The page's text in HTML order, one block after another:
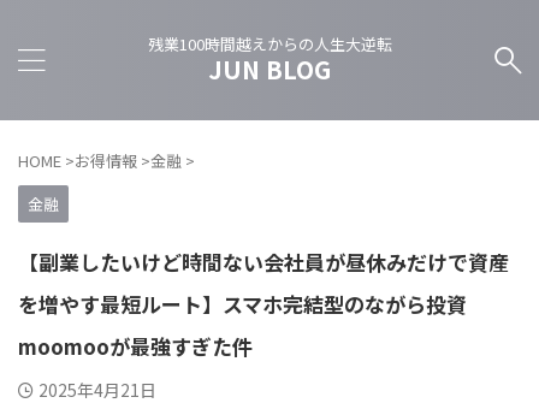
残業100時間越えからの人生大逆転
JUN BLOG
HOME >お得情報 >金融 >
金融
【副業したいけど時間ない会社員が昼休みだけで資産
を増やす最短ルート】スマホ完結型のながら投資
moomooが最強すぎた件
2025年4月21日